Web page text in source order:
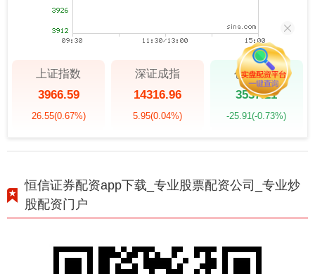
上证指数
3966.59
26.55(0.67%)
深证成指
14316.96
5.95(0.04%)
创业板指
3537.21
-25.91(-0.73%)
恒信证券配资app下载_专业股票配资公司_专业炒
股配资门户